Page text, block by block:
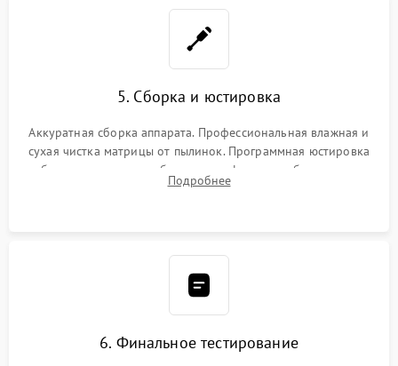
5. Сборка и юстировка
Аккуратная сборка аппарата. Профессиональная влажная и
сухая чистка матрицы от пылинок. Программная юстировка
рабочего отрезка, калибровка автофокуса, стабилизатора и
экспозамера с помощью сервисного ПО.
Подробнее
6. Финальное тестирование